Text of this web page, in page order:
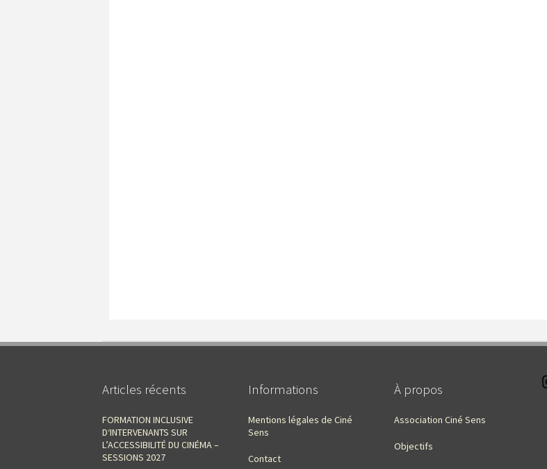
Articles récents
FORMATION INCLUSIVE
D‘INTERVENANTS SUR
L’ACCESSIBILITÉ DU CINÉMA –
SESSIONS 2027
Informations
Mentions légales de Ciné
Sens
Contact
À propos
Association Ciné Sens
Objectifs